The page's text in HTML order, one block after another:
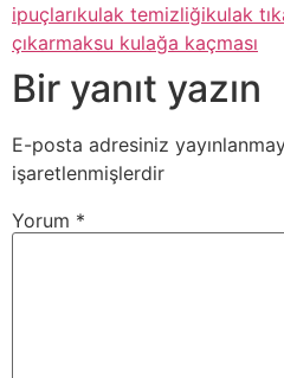
ipuçlarıkulak temizliğikulak
çıkarmaksu kulağa kaçması
Bir yanıt yazın
E-posta adresiniz
işaretlenmişlerdir
Yorum *